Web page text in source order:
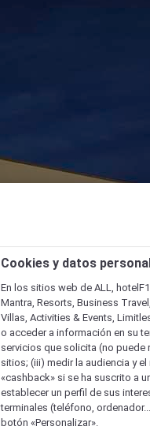
Cookies y datos
En los sitios web de ALL,
Mantra, Resorts, Business
Villas, Activities & Events,
o acceder a información en su
servicios que solicita (no puede
sitios; (iii) medir la audiencia y
«cashback» si se ha suscrito a
establecer un perfil de sus
terminales (teléfono,
botón «Personalizar».